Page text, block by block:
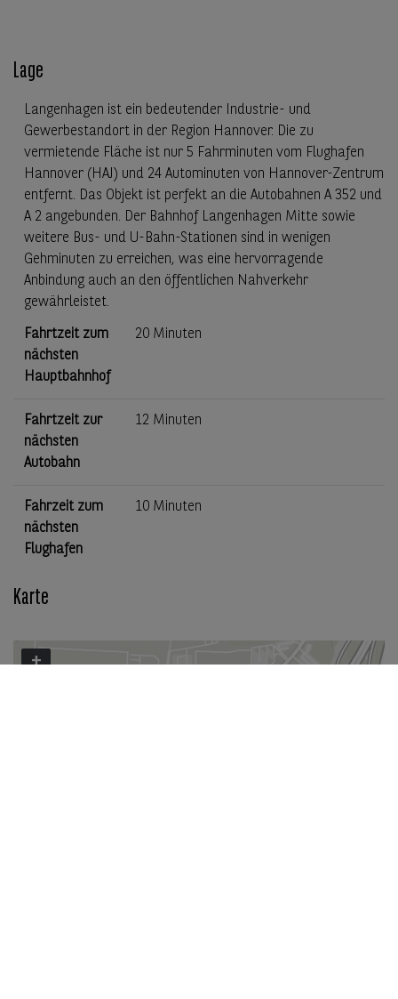
Lage
Langenhagen ist ein bedeutender Industrie- und
Gewerbestandort in der Region Hannover. Die zu
vermietende Fläche ist nur 5 Fahrminuten vom Flughafen
Hannover (HAJ) und 24 Autominuten von Hannover-Zentrum
entfernt. Das Objekt ist perfekt an die Autobahnen A 352 und
A 2 angebunden. Der Bahnhof Langenhagen Mitte sowie
weitere Bus- und U-Bahn-Stationen sind in wenigen
Gehminuten zu erreichen, was eine hervorragende
Anbindung auch an den öffentlichen Nahverkehr
gewährleistet.
Fahrtzeit zum
nächsten
Hauptbahnhof
20 Minuten
Fahrtzeit zur
nächsten
Autobahn
12 Minuten
Fahrzeit zum
nächsten
Flughafen
10 Minuten
Karte
+